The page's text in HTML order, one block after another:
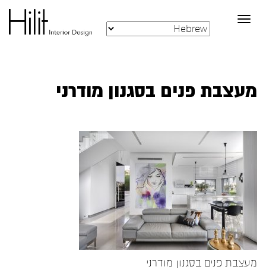
Toggle
navigation
מעצבת פנים בסגנון מודרני
מעצבת פנים בסגנון מודרני